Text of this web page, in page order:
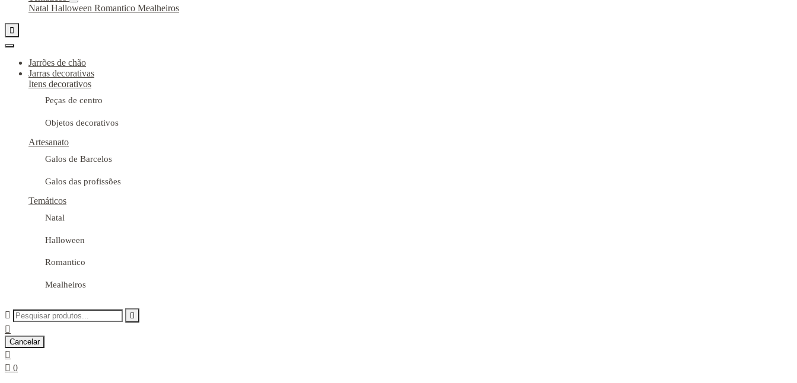
Natal Halloween Romantico Mealheiros

Jarrões de chão
Jarras decorativas
Itens decorativos
Peças de centro
Objetos decorativos
Artesanato
Galos de Barcelos
Galos das profissões
Temáticos
Natal
Halloween
Romantico
Mealheiros
 

Cancelar

 0